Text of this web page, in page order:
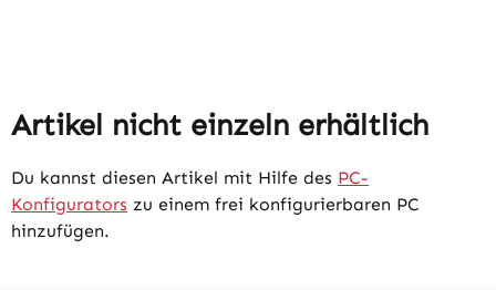
Artikel nicht einzeln erhältlich
Du kannst diesen Artikel mit Hilfe des PC-
Konfigurators zu einem frei konfigurierbaren PC
hinzufügen.